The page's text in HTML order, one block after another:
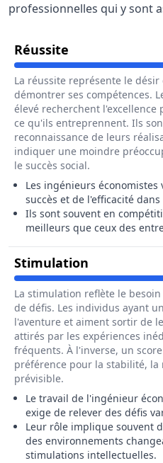
professionnelles qui y sont
Réussite Pour Le
La réussite représente le
démontrer ses compétences.
élevé recherchent l'excellence
ce qu'ils entreprennent. Ils
reconnaissance de leurs
indiquer une moindre
le succès social.
Les ingénieurs
succès et de l'efficacité
Ils sont souvent en
meilleurs que ceux des
Stimulation Pour Le
La stimulation reflète le
de défis. Les individus ayant
l'aventure et aiment sortir de
attirés par les expériences
fréquents. À l'inverse, un
préférence pour la stabilité,
prévisible.
Le travail de l'ingénieur
exige de relever des défis
Leur rôle implique souvent
des environnements
stimulations intellectuelles.